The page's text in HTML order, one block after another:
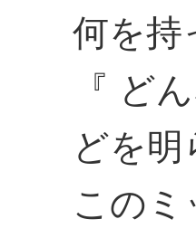
何を持
『 ど
どを
この